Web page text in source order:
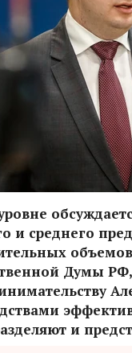
и среднего
Думы
и